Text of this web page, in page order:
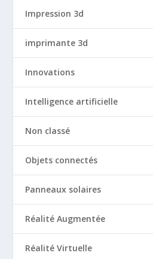
Impression 3d
imprimante 3d
Innovations
Intelligence artificielle
Non classé
Objets connectés
Panneaux solaires
Réalité Augmentée
Réalité Virtuelle